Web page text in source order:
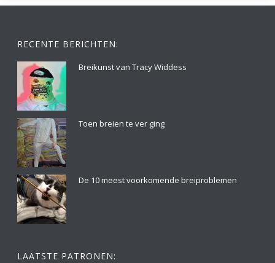
RECENTE BERICHTEN:
Breikunst van Tracy Widdess
Toen breien te ver ging
De 10 meest voorkomende breiproblemen
LAATSTE PATRONEN: